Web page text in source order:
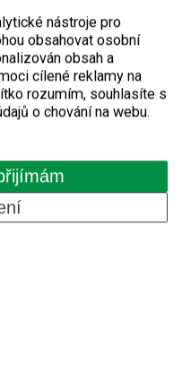
nástroje pro
obsahovat osobní
obsah a
cílené reklamy na
rozumím, souhlasíte s
o chování na webu.